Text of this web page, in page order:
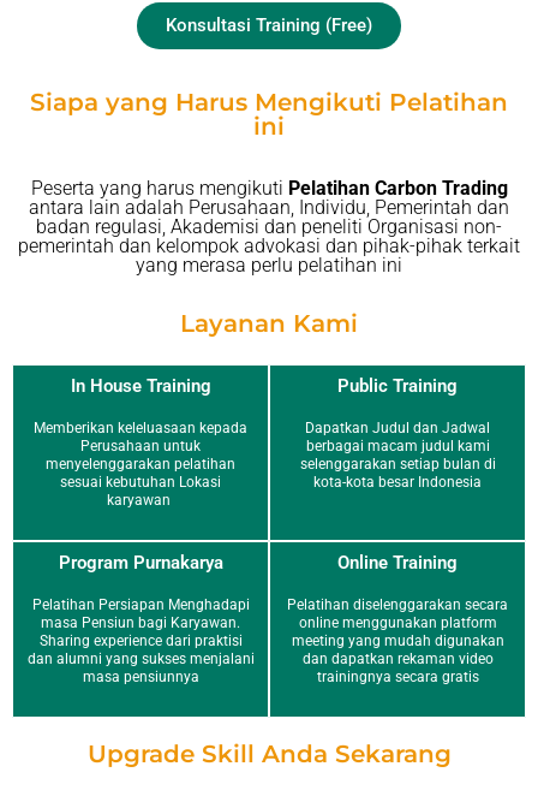
Konsultasi Training (Free)
Siapa yang Harus Mengikuti Pelatihan
ini
Peserta yang harus mengikuti Pelatihan Carbon Trading
antara lain adalah Perusahaan, Individu, Pemerintah dan
badan regulasi, Akademisi dan peneliti Organisasi non-
pemerintah dan kelompok advokasi dan pihak-pihak terkait
yang merasa perlu pelatihan ini
Layanan Kami
In House Training
Memberikan keleluasaan kepada
Perusahaan untuk
menyelenggarakan pelatihan
sesuai kebutuhan Lokasi
karyawan
Public Training
Dapatkan Judul dan Jadwal
berbagai macam judul kami
selenggarakan setiap bulan di
kota-kota besar Indonesia
Program Purnakarya
Pelatihan Persiapan Menghadapi
masa Pensiun bagi Karyawan.
Sharing experience dari praktisi
dan alumni yang sukses menjalani
masa pensiunnya
Online Training
Pelatihan diselenggarakan secara
online menggunakan platform
meeting yang mudah digunakan
dan dapatkan rekaman video
trainingnya secara gratis
Upgrade Skill Anda Sekarang